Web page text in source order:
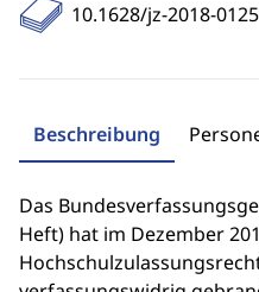
10.1628/jz-2018-0125
Beschreibung
Das
Heft) hat im Dezember